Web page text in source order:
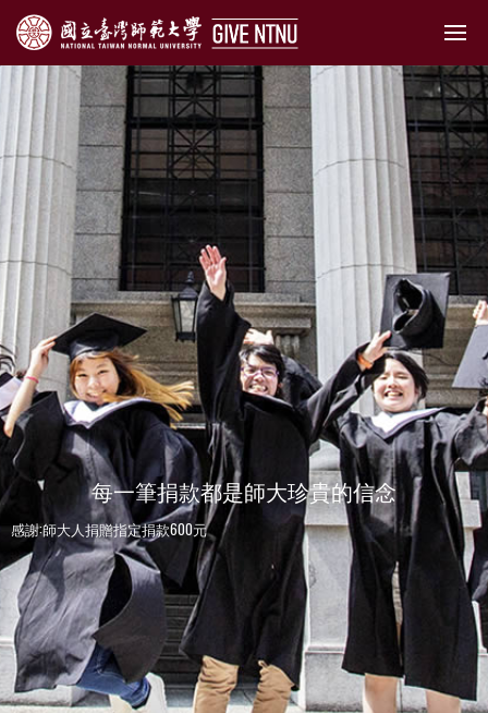
每一筆捐款都是師大珍貴的信念
感謝:師大人捐贈指定捐款600元